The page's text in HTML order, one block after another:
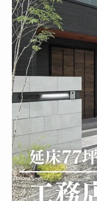
キッチンハウス /